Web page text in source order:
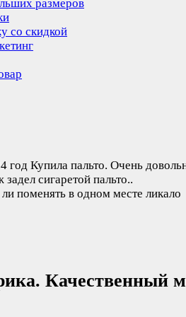
размеров
со скидкой
год Купила пальто. Очень
сигаретой пальто..
поменять в одном месте ликало
Качественный